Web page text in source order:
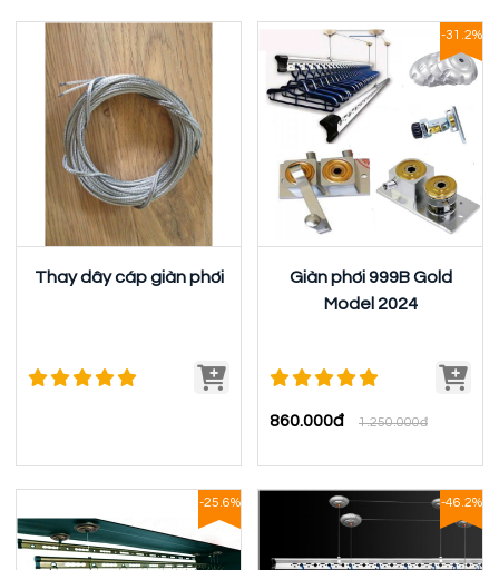
Thay dây cáp giàn phơi
-31.2%
Giàn phơi 999B Gold
Model 2024
860.000đ 1.250.000đ
-25.6% -46.2%